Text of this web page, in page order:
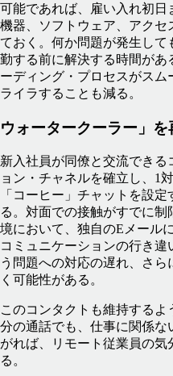
可能であれば、雇い入れ初日
機器、ソフトウェア、アクセ
ておく。何か問題が発生して
勤する前に解決する時間があ
ーディング・プロセスがスム
ライラすることも減る。
ウォータークーラー」を
新入社員が同僚と交流できる
ョン・チャネルを確立し、1
「コーヒー」チャットを設
る。対面での接触がすでに制
境において、独自のEメール
コミュニケーションの行き違
う問題への対応の遅れ、さら
く可能性がある。
このコンタクトも維持するよ
分の通話でも、仕事に関係な
がれば、リモート従業員の気
る。